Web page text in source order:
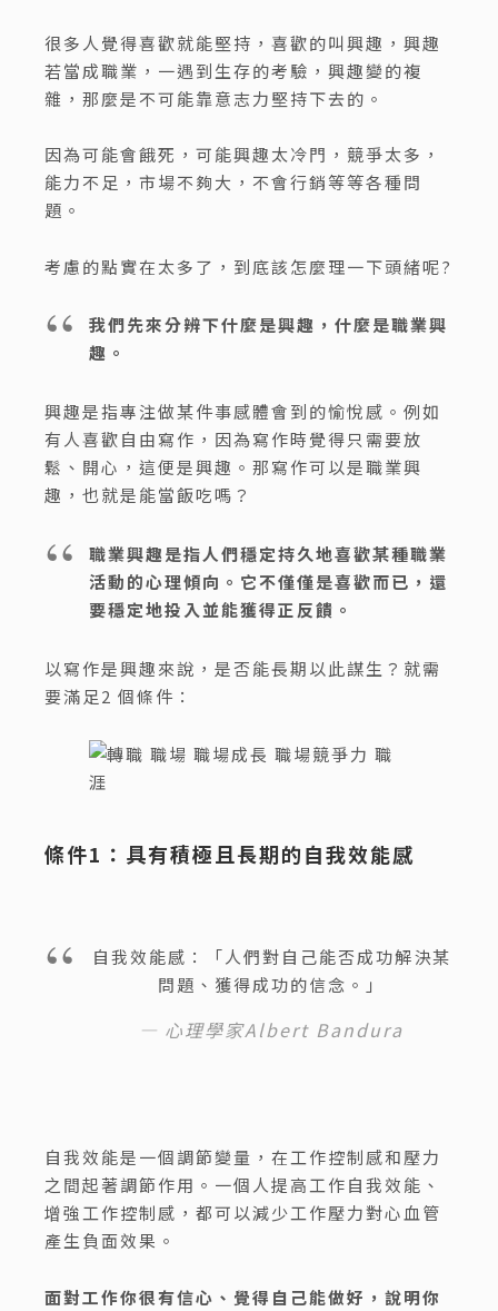
很多人覺得喜歡就能堅持，喜歡的叫興趣，興趣
若當成職業，一遇到生存的考驗，興趣變的複
雜，那麼是不可能靠意志力堅持下去的。
因為可能會餓死，可能興趣太冷門，競爭太多，
能力不足，市場不夠大，不會行銷等等各種問
題。
考慮的點實在太多了，到底該怎麼理一下頭緒呢?
我們先來分辨下什麼是興趣，什麼是職業興
趣。
興趣是指專注做某件事感體會到的愉悅感。例如
有人喜歡自由寫作，因為寫作時覺得只需要放
鬆、開心，這便是興趣。那寫作可以是職業興
趣，也就是能當飯吃嗎？
職業興趣是指人們穩定持久地喜歡某種職業
活動的心理傾向。它不僅僅是喜歡而已，還
要穩定地投入並能獲得正反饋。
以寫作是興趣來說，是否能長期以此謀生？就需
要滿足2 個條件：
條件1：具有積極且長期的自我效能感
自我效能感：「人們對自己能否成功解決某
問題、獲得成功的信念。」
心理學家Albert Bandura
自我效能是一個調節變量，在工作控制感和壓力
之間起著調節作用。一個人提高工作自我效能、
增強工作控制感，都可以減少工作壓力對心血管
產生負面效果。
面對工作你很有信心、覺得自己能做好，說明你